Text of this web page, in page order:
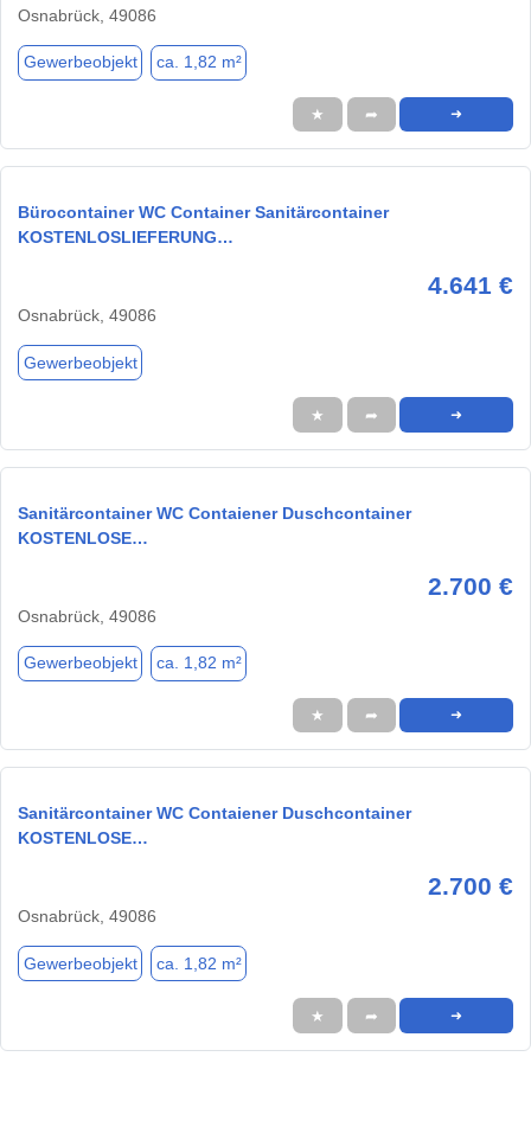
Osnabrück, 49086
Gewerbeobjekt ca. 1,82 m²
★ ➦ ➜
Bürocontainer WC Container Sanitärcontainer
KOSTENLOSLIEFERUNG…
4.641 €
Osnabrück, 49086
Gewerbeobjekt
★ ➦ ➜
Sanitärcontainer WC Contaiener Duschcontainer
KOSTENLOSE…
2.700 €
Osnabrück, 49086
Gewerbeobjekt ca. 1,82 m²
★ ➦ ➜
Sanitärcontainer WC Contaiener Duschcontainer
KOSTENLOSE…
2.700 €
Osnabrück, 49086
Gewerbeobjekt ca. 1,82 m²
★ ➦ ➜